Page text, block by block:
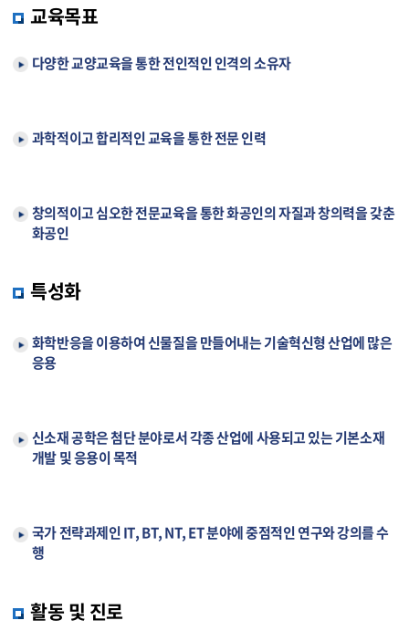
교육목표
다양한 교양교육을 통한 전인적인 인격의 소유자
과학적이고 합리적인 교육을 통한 전문 인력
창의적이고 심오한 전문교육을 통한 화공인의 자질과 창의력을 갖춘
화공인
특성화
화학반응을 이용하여 신물질을 만들어내는 기술혁신형 산업에 많은
응용
신소재 공학은 첨단 분야로서 각종 산업에 사용되고 있는 기본소재
개발 및 응용이 목적
국가 전략과제인 IT, BT, NT, ET 분야에 중점적인 연구와 강의를 수
행
활동 및 진로